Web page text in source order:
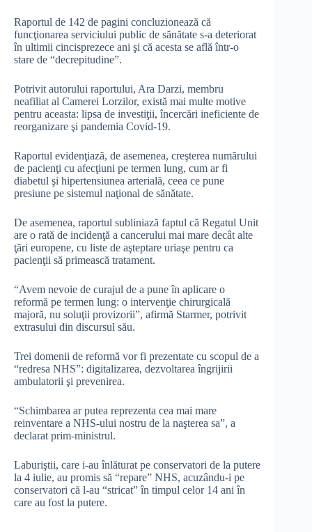
Raportul de 142 de pagini concluzionează că
funcţionarea serviciului public de sănătate s-a deteriorat
în ultimii cincisprezece ani şi că acesta se află într-o
stare de “decrepitudine”.
Potrivit autorului raportului, Ara Darzi, membru
neafiliat al Camerei Lorzilor, există mai multe motive
pentru aceasta: lipsa de investiţii, încercări ineficiente de
reorganizare şi pandemia Covid-19.
Raportul evidenţiază, de asemenea, creşterea numărului
de pacienţi cu afecţiuni pe termen lung, cum ar fi
diabetul şi hipertensiunea arterială, ceea ce pune
presiune pe sistemul naţional de sănătate.
De asemenea, raportul subliniază faptul că Regatul Unit
are o rată de incidenţă a cancerului mai mare decât alte
ţări europene, cu liste de aşteptare uriaşe pentru ca
pacienţii să primească tratament.
“Avem nevoie de curajul de a pune în aplicare o
reformă pe termen lung: o intervenţie chirurgicală
majoră, nu soluţii provizorii”, afirmă Starmer, potrivit
extrasului din discursul său.
Trei domenii de reformă vor fi prezentate cu scopul de a
“redresa NHS”: digitalizarea, dezvoltarea îngrijirii
ambulatorii şi prevenirea.
“Schimbarea ar putea reprezenta cea mai mare
reinventare a NHS-ului nostru de la naşterea sa”, a
declarat prim-ministrul.
Laburiştii, care i-au înlăturat pe conservatori de la putere
la 4 iulie, au promis să “repare” NHS, acuzându-i pe
conservatori că l-au “stricat” în timpul celor 14 ani în
care au fost la putere.